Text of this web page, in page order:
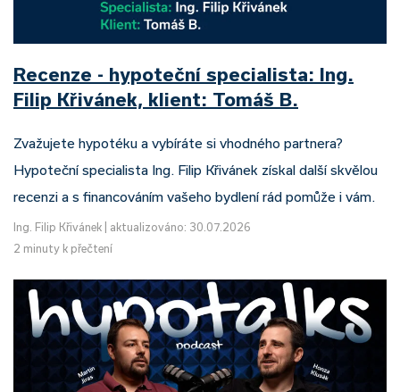
Recenze - hypoteční specialista: Ing.
Filip Křivánek, klient: Tomáš B.
Zvažujete hypotéku a vybíráte si vhodného partnera?
Hypoteční specialista Ing. Filip Křivánek získal další skvělou
recenzi a s financováním vašeho bydlení rád pomůže i vám.
Ing. Filip Křivánek
aktualizováno: 30.07.2026
2 minuty k přečtení